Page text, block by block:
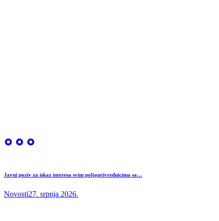
Javni poziv za iskaz interesa svim poljoprivrednicima sa…
Novosti27. srpnja 2026.